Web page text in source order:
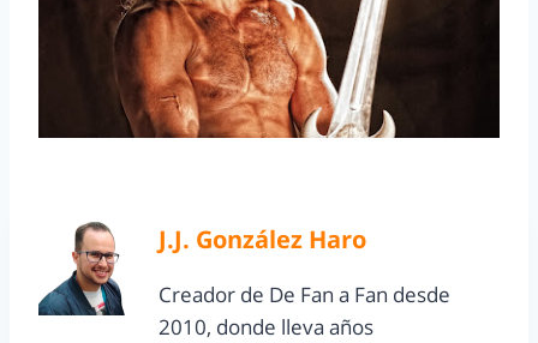
J.J. González Haro
Creador de De Fan a Fan desde
2010, donde lleva años